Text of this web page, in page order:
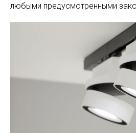
любыми предусмотренными